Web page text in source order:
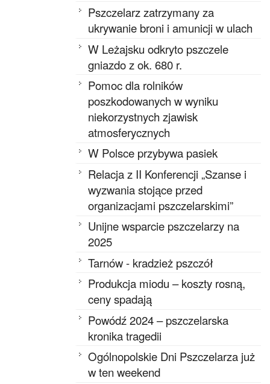
Pszczelarz zatrzymany za
ukrywanie broni i amunicji w ulach
W Leżajsku odkryto pszczele
gniazdo z ok. 680 r.
Pomoc dla rolników
poszkodowanych w wyniku
niekorzystnych zjawisk
atmosferycznych
W Polsce przybywa pasiek
Relacja z II Konferencji „Szanse i
wyzwania stojące przed
organizacjami pszczelarskimi”
Unijne wsparcie pszczelarzy na
2025
Tarnów - kradzież pszczół
Produkcja miodu – koszty rosną,
ceny spadają
Powódź 2024 – pszczelarska
kronika tragedii
Ogólnopolskie Dni Pszczelarza już
w ten weekend